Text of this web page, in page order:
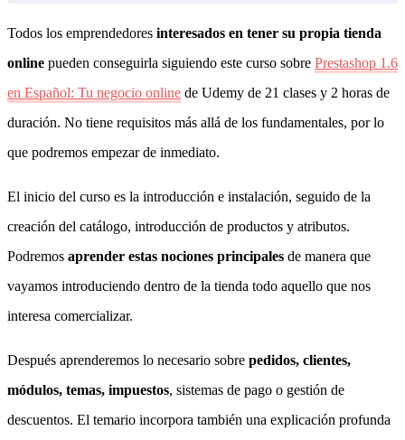
Todos los emprendedores interesados en tener su propia tienda
online pueden conseguirla siguiendo este curso sobre Prestashop 1.6
en Español: Tu negocio online de Udemy de 21 clases y 2 horas de
duración. No tiene requisitos más allá de los fundamentales, por lo
que podremos empezar de inmediato.
El inicio del curso es la introducción e instalación, seguido de la
creación del catálogo, introducción de productos y atributos.
Podremos aprender estas nociones principales de manera que
vayamos introduciendo dentro de la tienda todo aquello que nos
interesa comercializar.
Después aprenderemos lo necesario sobre pedidos, clientes,
módulos, temas, impuestos, sistemas de pago o gestión de
descuentos. El temario incorpora también una explicación profunda